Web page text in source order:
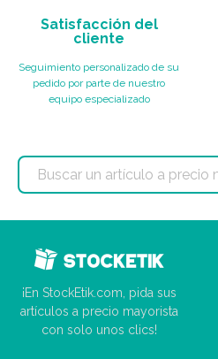
Satisfacción del
cliente
Seguimiento personalizado de su
pedido por parte de nuestro
equipo especializado
¡En StockEtik.com, pida sus
artículos a precio mayorista
con solo unos clics!